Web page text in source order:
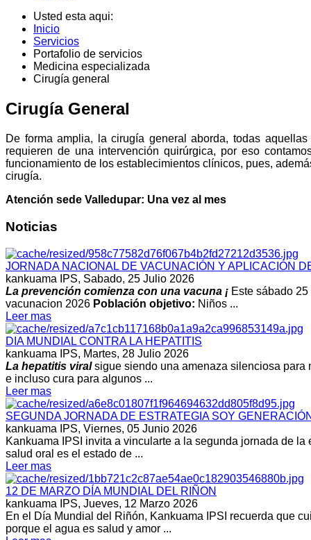
Usted esta aqui:
Inicio
Servicios
Portafolio de servicios
Medicina especializada
Cirugía general
Cirugía General
De forma amplia, la cirugía general aborda, todas
requieren de una intervención quirúrgica, por eso
funcionamiento de los establecimientos clínicos, pues,
cirugía.
Atención sede Valledupar: Una vez al mes
Noticias
JORNADA NACIONAL DE VACUNACIÓN Y APLICACIÓN
kankuama IPS, Sabado, 25 Julio 2026
La prevención comienza con una vacuna ¡ Este sábado
vacunacion 2026 Población objetivo: Niños ...
Leer mas
DIA MUNDIAL CONTRA LA HEPATITIS
kankuama IPS, Martes, 28 Julio 2026
La hepatitis viralsigue siendo una amenaza silenciosa para
e incluso cura para algunos ...
Leer mas
SEGUNDA JORNADA DE ESTRATEGIA SOY
kankuama IPS, Viernes, 05 Junio 2026
Kankuama IPSI invita a vincularte a la segunda jornada de
salud oral es el estado de ...
Leer mas
12 DE MARZO DÍA MUNDIAL DEL RIÑON
kankuama IPS, Jueves, 12 Marzo 2026
En el Día Mundial del Riñón, Kankuama IPSI recuerda que
porque el agua es salud y amor ...